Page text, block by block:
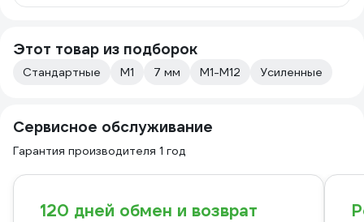
Этот товар из подборок
Стандартные М1 7 мм M1-M12 Усиленные
Сервисное обслуживание
Гарантия производителя 1 год
120 дней обмен и возврат